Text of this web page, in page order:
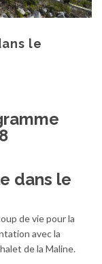
le
dans le
de vie pour la
avec la
de la Maline.